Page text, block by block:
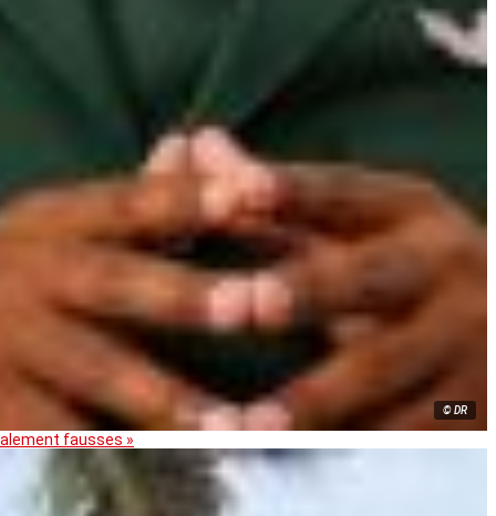
© DR
fausses »